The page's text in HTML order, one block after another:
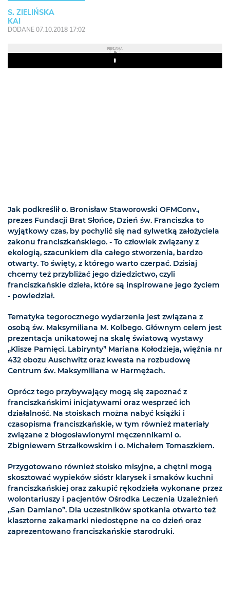
S. ZIELIŃSKA
KAI
DODANE 07.10.2018 17:02
REKLAMA
Play
Jak podkreślił o. Bronisław Staworowski OFMConv.,
prezes Fundacji Brat Słońce, Dzień św. Franciszka to
wyjątkowy czas, by pochylić się nad sylwetką założyciela
zakonu franciszkańskiego. - To człowiek związany z
ekologią, szacunkiem dla całego stworzenia, bardzo
otwarty. To święty, z którego warto czerpać. Dzisiaj
chcemy też przybliżać jego dziedzictwo, czyli
franciszkańskie dzieła, które są inspirowane jego życiem
- powiedział.
Tematyka tegorocznego wydarzenia jest związana z
osobą św. Maksymiliana M. Kolbego. Głównym celem jest
prezentacja unikatowej na skalę światową wystawy
„Klisze Pamięci. Labirynty” Mariana Kołodzieja, więźnia nr
432 obozu Auschwitz oraz kwesta na rozbudowę
Centrum św. Maksymiliana w Harmężach.
Oprócz tego przybywający mogą się zapoznać z
franciszkańskimi inicjatywami oraz wesprzeć ich
działalność. Na stoiskach można nabyć książki i
czasopisma franciszkańskie, w tym również materiały
związane z błogosławionymi męczennikami o.
Zbigniewem Strzałkowskim i o. Michałem Tomaszkiem.
Przygotowano również stoisko misyjne, a chętni mogą
skosztować wypieków sióstr klarysek i smaków kuchni
franciszkańskiej oraz zakupić rękodzieła wykonane przez
wolontariuszy i pacjentów Ośrodka Leczenia Uzależnień
„San Damiano”. Dla uczestników spotkania otwarto też
klasztorne zakamarki niedostępne na co dzień oraz
zaprezentowano franciszkańskie starodruki.